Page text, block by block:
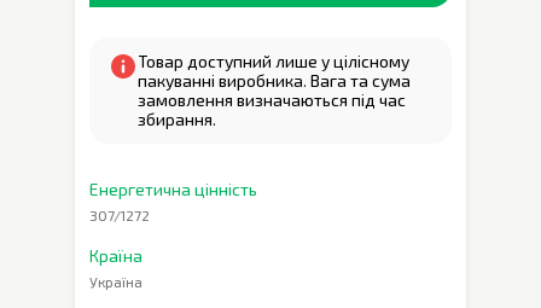
Товар доступний лише у цілісному
пакуванні виробника. Вага та сума
замовлення визначаються під час
збирання.
Енергетична цінність
307/1272
Країна
Україна